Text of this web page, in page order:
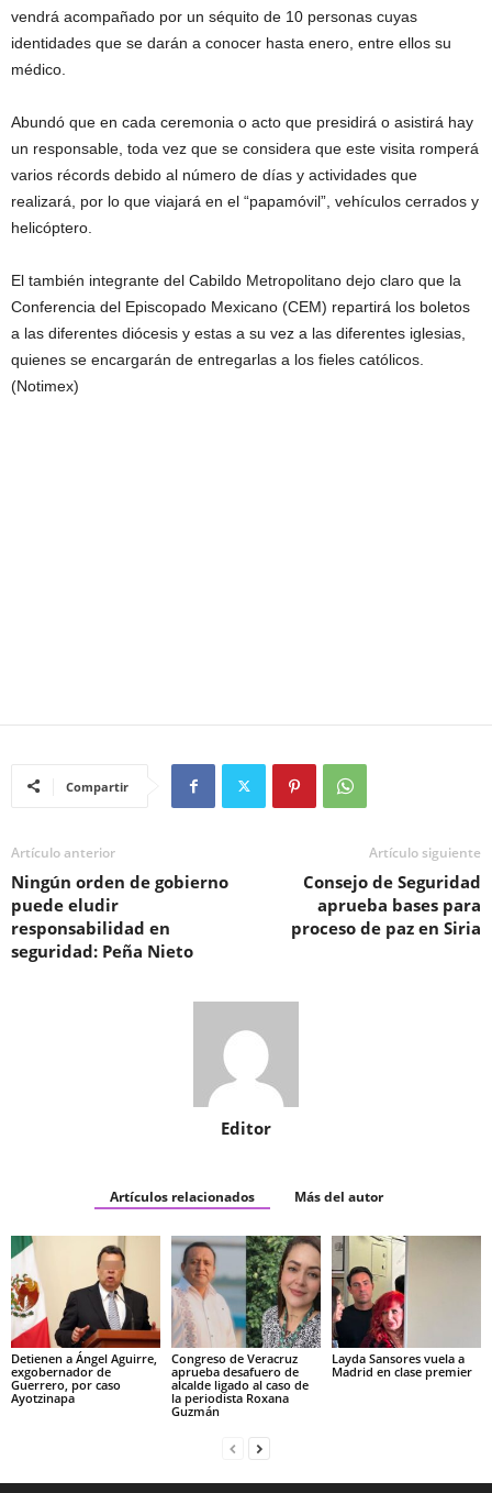
vendrá acompañado por un séquito de 10 personas cuyas
identidades que se darán a conocer hasta enero, entre ellos su
médico.
Abundó que en cada ceremonia o acto que presidirá o asistirá hay
un responsable, toda vez que se considera que este visita romperá
varios récords debido al número de días y actividades que
realizará, por lo que viajará en el “papamóvil”, vehículos cerrados y
helicóptero.
El también integrante del Cabildo Metropolitano dejo claro que la
Conferencia del Episcopado Mexicano (CEM) repartirá los boletos
a las diferentes diócesis y estas a su vez a las diferentes iglesias,
quienes se encargarán de entregarlas a los fieles católicos.
(Notimex)
Compartir
Artículo anterior
Ningún orden de gobierno
puede eludir
responsabilidad en
seguridad: Peña Nieto
Artículo siguiente
Consejo de Seguridad
aprueba bases para
proceso de paz en Siria
Editor
Artículos relacionados Más del autor
Detienen a Ángel Aguirre,
exgobernador de
Guerrero, por caso
Ayotzinapa
Congreso de Veracruz
aprueba desafuero de
alcalde ligado al caso de
la periodista Roxana
Guzmán
Layda Sansores vuela a
Madrid en clase premier